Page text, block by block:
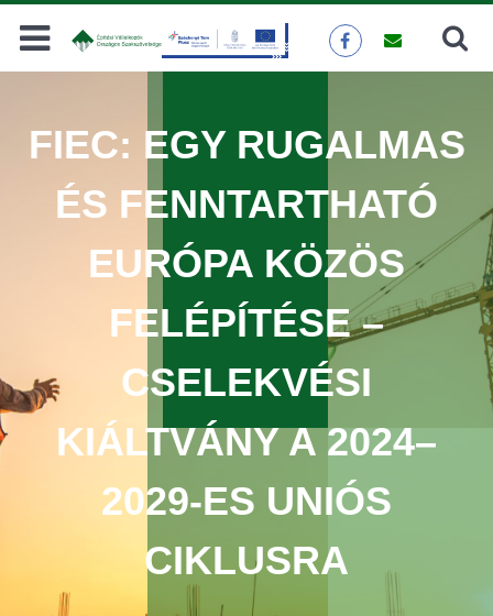
Keresés
FIEC: EGY RUGALMAS
ÉS FENNTARTHATÓ
EURÓPA KÖZÖS
FELÉPÍTÉSE –
CSELEKVÉSI
KIÁLTVÁNY A 2024–
2029-ES UNIÓS
CIKLUSRA